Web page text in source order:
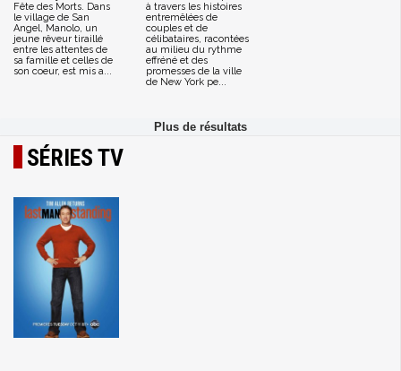
Fête des Morts. Dans
le village de San
Angel, Manolo, un
jeune rêveur tiraillé
entre les attentes de
sa famille et celles de
son coeur, est mis a...
à travers les histoires
entremêlées de
couples et de
célibataires, racontées
au milieu du rythme
effréné et des
promesses de la ville
de New York pe...
SÉRIES TV